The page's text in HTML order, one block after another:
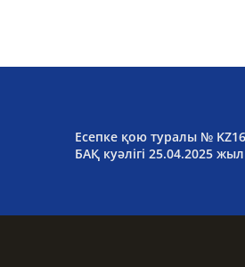
Есепке қою туралы №
БАҚ куәлігі 25.04.2025